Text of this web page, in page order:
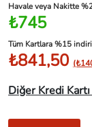
Havale veya Nakitte
₺745
Tüm Kartlara %15
₺841,50
Diğer Kredi